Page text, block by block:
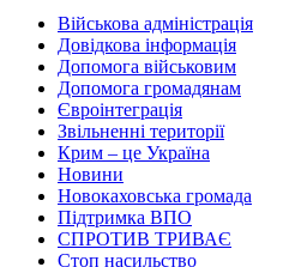
Військова адміністрація
Довідкова інформація
Допомога військовим
Допомога громадянам
Євроінтеграція
Звільненні території
Крим – це Україна
Новини
Новокаховська громада
Підтримка ВПО
СПРОТИВ ТРИВАЄ
Стоп насильство